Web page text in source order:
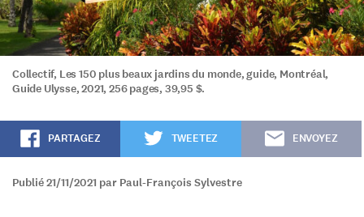
Collectif, Les 150 plus beaux jardins du monde, guide, Montréal,
Guide Ulysse, 2021, 256 pages, 39,95 $.
PARTAGEZ TWEETEZ ENVOYEZ
Publié 21/11/2021 par Paul-François Sylvestre